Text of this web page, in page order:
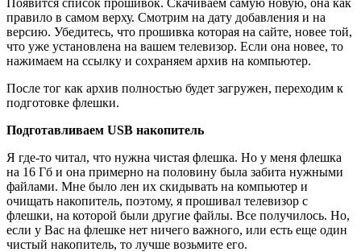
правило в самом верху. Смотрим на дату добавления и на
версию. Убедитесь, что прошивка которая на сайте, новее той,
что уже установлена на вашем телевизор. Если она новее, то
нажимаем на ссылку и сохраняем архив на компьютер.
После тог как архив полностью будет загружен, переходим к
подготовке флешки.
Подготавливаем USB накопитель
Я где-то читал, что нужна чистая флешка. Но у меня флешка
на 16 Гб и она примерно на половину была забита нужными
файлами. Мне было лен их скидывать на компьютер и
очищать накопитель, поэтому, я прошивал телевизор с
флешки, на которой были другие файлы. Все получилось. Но,
если у Вас на флешке нет ничего важного, или есть еще один
чистый накопитель, то лучше возьмите его.